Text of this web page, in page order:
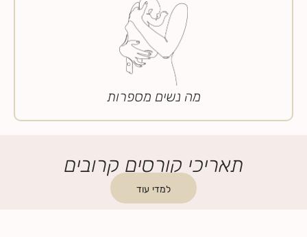
מה נשים מספרות
תאריכי קורסים קרובים
למדי עוד